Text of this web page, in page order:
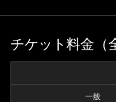
チケット料金（
一般